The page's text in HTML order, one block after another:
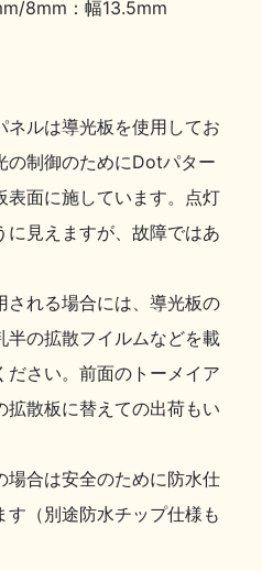
8mm：幅13.5mm
ネルは導光板を使用してお
の制御のためにDotパター
表面に施しています。点灯
に見えますが、故障ではあ
される場合には、導光板の
半の拡散フイルムなどを載
ださい。前面のトーメイア
拡散板に替えての出荷もい
場合は安全のために防水仕
す（別途防水チップ仕様も